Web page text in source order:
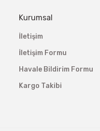
Kurumsal
İletişim
İletişim Formu
Havale Bildirim Formu
Kargo Takibi